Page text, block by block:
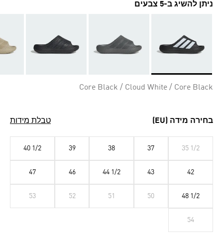
ניתן להשיג ב-5 צבעים
Core Black / Cloud White / Core Black
בחירה מידה (EU) טבלת מידות
35 1/2
37
38
39
40 1/2
42
43
44 1/2
46
47
48 1/2
50
51
52
53
54